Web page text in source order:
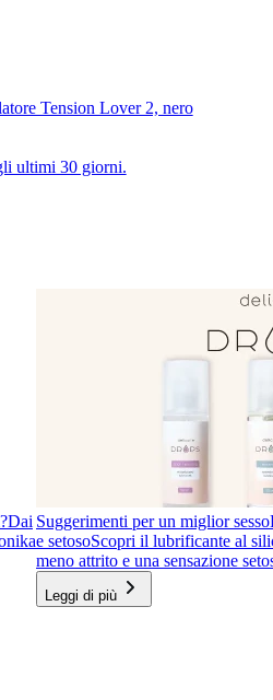
Tension Lover 2, nero
ultimi 30 giorni.
Dai Suggerimenti per un miglior sesso
e setosoScopri il lubrificante al
meno attrito e una sensazione
Leggi di più